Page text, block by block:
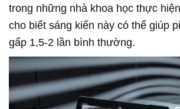
trong những nhà khoa học thực
cho biết sáng kiến này có thể giúp
gấp 1,5-2 lần bình thường.